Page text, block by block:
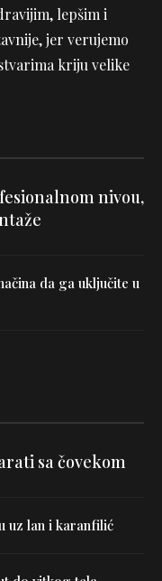
lepšim i
jer verujemo
kriju velike
nivou,
da ga uključite u
sa čovekom
uz lan i karanfilić